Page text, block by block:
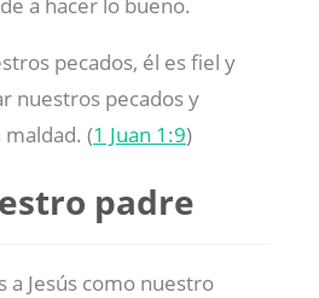
pecados, él es fiel y
nuestros pecados y
(1 Juan 1:9)
padre
a Jesús como nuestro